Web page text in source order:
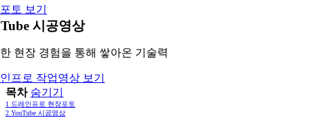
토 보기
시공영상
현장 경험을 통해 쌓아온 기술력
프로 작업영상 보기
목차 숨기기
1 드레인프로 현장포토
2 YouTube 시공영상